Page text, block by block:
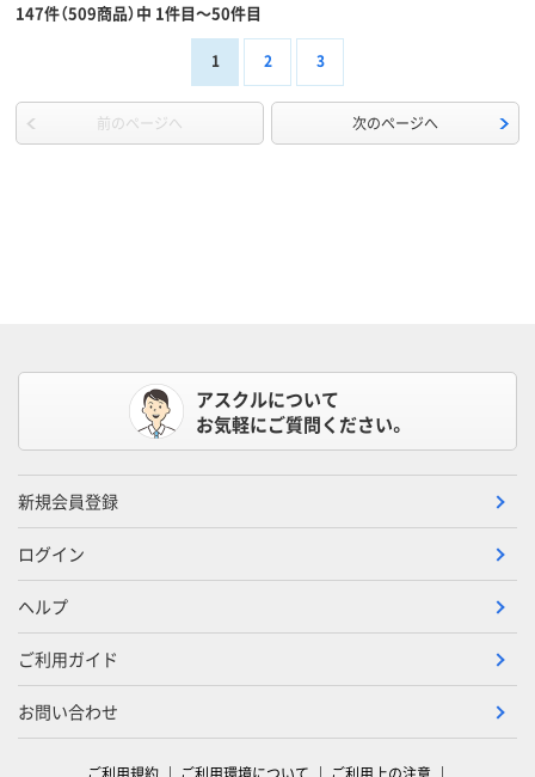
147件（509商品）中 1件目～50件目
1 2 3
前のページへ 次のページへ
アスクルについて
お気軽にご質問ください。
新規会員登録
ログイン
ヘルプ
ご利用ガイド
お問い合わせ